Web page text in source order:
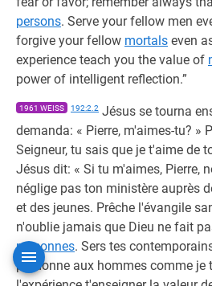
persons. Serve your fellow men
forgive your fellow mortals even
experience teach you the value of
power of intelligent reflection.”
1961 WEISS 192:2.2 Jésus se tourna
demanda: « Pierre, m'aimes-tu? »
Seigneur, tu sais que je t'aime de
Jésus dit: « Si tu m'aimes, Pierre,
néglige pas ton ministère auprès
et des jeunes. Prêche l'évangile
n'oublie jamais que Dieu ne fait
personnes. Sers tes
pardonne aux hommes comme je